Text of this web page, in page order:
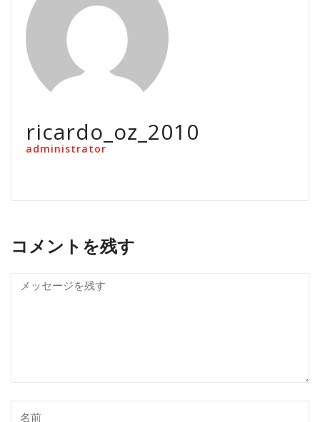
ricardo_oz_2010
administrator
コメントを残す